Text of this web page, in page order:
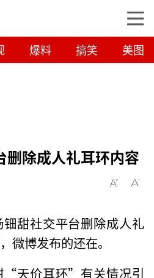
爆料 搞笑 美图
删除成人礼耳环内容
甜社交平台删除成人礼
微博发布的还在。
“天价耳环”有关情况引